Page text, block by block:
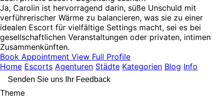
Ja, Carolin ist hervorragend darin, süße Unschuld mit
verführerischer Wärme zu balancieren, was sie zu einer
idealen Escort für vielfältige Settings macht, sei es bei
gesellschaftlichen Veranstaltungen oder privaten, intimen
Zusammenkünften.
Book Appointment View Full Profile
Home Escorts Agenturen Städte Kategorien Blog Info
Senden Sie uns Ihr Feedback
Theme